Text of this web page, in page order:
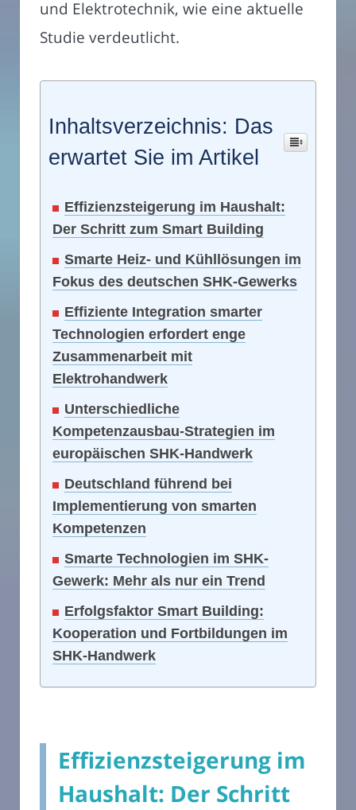
und Elektrotechnik, wie eine aktuelle
Studie verdeutlicht.
Inhaltsverzeichnis: Das
erwartet Sie im Artikel
Effizienzsteigerung im Haushalt:
Der Schritt zum Smart Building
Smarte Heiz- und Kühllösungen im
Fokus des deutschen SHK-Gewerks
Effiziente Integration smarter
Technologien erfordert enge
Zusammenarbeit mit
Elektrohandwerk
Unterschiedliche
Kompetenzausbau-Strategien im
europäischen SHK-Handwerk
Deutschland führend bei
Implementierung von smarten
Kompetenzen
Smarte Technologien im SHK-
Gewerk: Mehr als nur ein Trend
Erfolgsfaktor Smart Building:
Kooperation und Fortbildungen im
SHK-Handwerk
Effizienzsteigerung im
Haushalt: Der Schritt